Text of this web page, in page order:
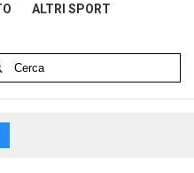
ALTRI SPORT